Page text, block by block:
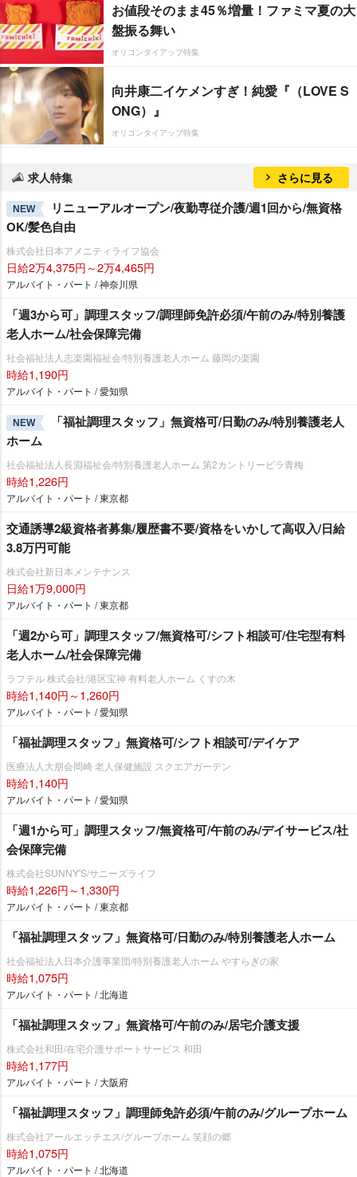
お値段そのまま45％増量！ファミマ夏の大
盤振る舞い
オリコンタイアップ特集
向井康二イケメンすぎ！純愛『（LOVE S
ONG）』
オリコンタイアップ特集
求人特集 さらに見る
NEW
リニューアルオープン/夜勤専従介護/週1回から/無資格
OK/髪色自由
株式会社日本アメニティライフ協会
日給2万4,375円～2万4,465円
アルバイト・パート / 神奈川県
「週3から可」調理スタッフ/調理師免許必須/午前のみ/特別養護
老人ホーム/社会保障完備
社会福祉法人志楽園福祉会/特別養護老人ホーム 藤岡の楽園
時給1,190円
アルバイト・パート / 愛知県
NEW
「福祉調理スタッフ」無資格可/日勤のみ/特別養護老人
ホーム
社会福祉法人長淵福祉会/特別養護老人ホーム 第2カントリービラ青梅
時給1,226円
アルバイト・パート / 東京都
交通誘導2級資格者募集/履歴書不要/資格をいかして高収入/日給
3.8万円可能
株式会社新日本メンテナンス
日給1万9,000円
アルバイト・パート / 東京都
「週2から可」調理スタッフ/無資格可/シフト相談可/住宅型有料
老人ホーム/社会保障完備
ラフテル 株式会社/港区宝神 有料老人ホーム くすの木
時給1,140円～1,260円
アルバイト・パート / 愛知県
「福祉調理スタッフ」無資格可/シフト相談可/デイケア
医療法人大朋会岡崎 老人保健施設 スクエアガーデン
時給1,140円
アルバイト・パート / 愛知県
「週1から可」調理スタッフ/無資格可/午前のみ/デイサービス/社
会保障完備
株式会社SUNNY'S/サニーズライフ
時給1,226円～1,330円
アルバイト・パート / 東京都
「福祉調理スタッフ」無資格可/日勤のみ/特別養護老人ホーム
社会福祉法人日本介護事業団/特別養護老人ホーム やすらぎの家
時給1,075円
アルバイト・パート / 北海道
「福祉調理スタッフ」無資格可/午前のみ/居宅介護支援
株式会社和田/在宅介護サポートサービス 和田
時給1,177円
アルバイト・パート / 大阪府
「福祉調理スタッフ」調理師免許必須/午前のみ/グループホーム
株式会社アールエッチエス/グループホーム 笑顔の郷
時給1,075円
アルバイト・パート / 北海道